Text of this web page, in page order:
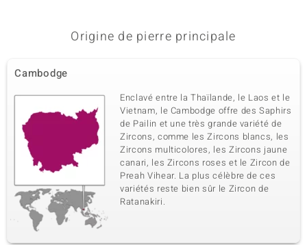
Cambodge
Origine de pierre principale
Cambodge
Enclavé entre la Thaïlande, le Laos et le
Vietnam, le Cambodge offre des Saphirs
de Pailin et une très grande variété de
Zircons, comme les Zircons blancs, les
Zircons multicolores, les Zircons jaune
canari, les Zircons roses et le Zircon de
Preah Vihear. La plus célèbre de ces
variétés reste bien sûr le Zircon de
Ratanakiri.